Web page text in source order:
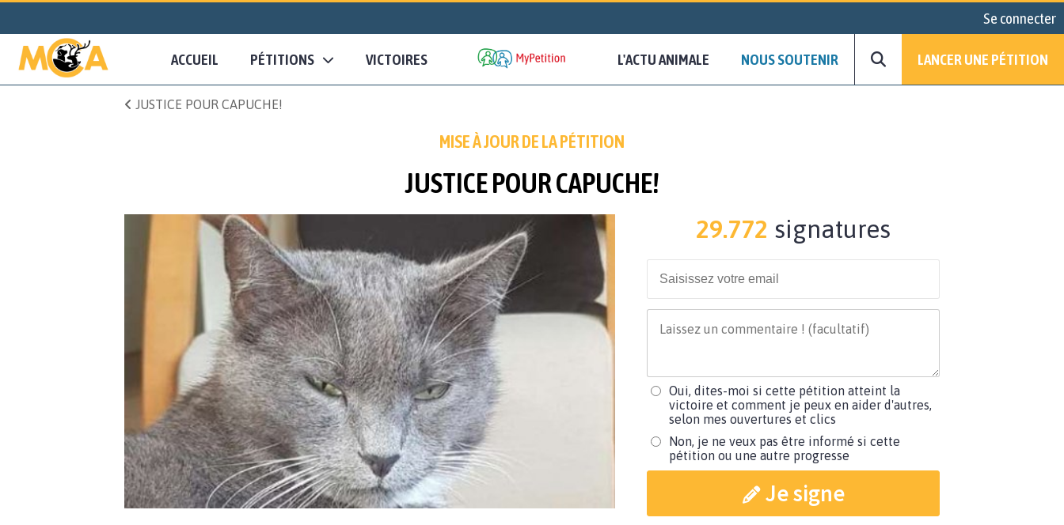
Se connecter
ACCUEIL PÉTITIONS VICTOIRES L'ACTU ANIMALE NOUS SOUTENIR LANCER UNE PÉTITION
JUSTICE POUR CAPUCHE!
MISE À JOUR DE LA PÉTITION
JUSTICE POUR CAPUCHE!
29.772 signatures
Oui, dites-moi si cette pétition atteint la
victoire et comment je peux en aider d'autres,
selon mes ouvertures et clics
Non, je ne veux pas être informé si cette
pétition ou une autre progresse
Je signe